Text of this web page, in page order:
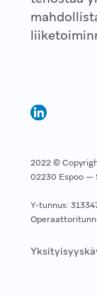
2022 ©
02230 Espoo —
Y-tunnus: